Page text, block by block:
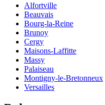
Alfortville
Beauvais
Bourg-la-Reine
Brunoy
Cergy
Maisons-Laffitte
Massy
Palaiseau
Montigny-le-Bretonneux
Versailles